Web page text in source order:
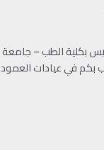
بكلية الطب – جامعة
بكم في عيادات العمود